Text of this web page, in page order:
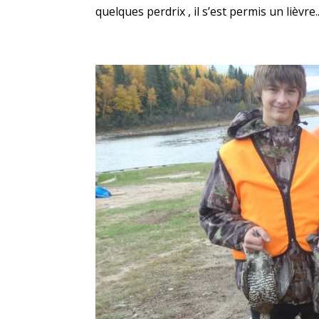
quelques perdrix , il s’est permis un